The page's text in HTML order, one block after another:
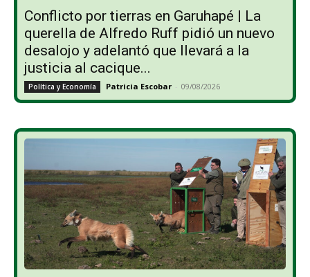
Conflicto por tierras en Garuhapé | La
querella de Alfredo Ruff pidió un nuevo
desalojo y adelantó que llevará a la
justicia al cacique...
Política y Economía Patricia Escobar - 09/08/2026